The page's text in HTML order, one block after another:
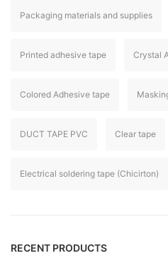
Packaging materials and supplies
Printed adhesive tape Crystal
Colored Adhesive tape
DUCT TAPE PVC Clear tape
Electrical soldering tape (Chicirton)
RECENT PRODUCTS